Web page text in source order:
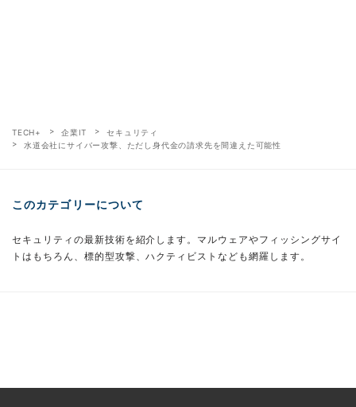
TECH+ 企業IT
セキュリティ
水道会社にサイバー攻撃、ただし身代金の請求先を間違えた可能性
このカテゴリーについて
セキュリティの最新技術を紹介します。マルウェアやフィッシングサイ
トはもちろん、標的型攻撃、ハクティビストなども網羅します。